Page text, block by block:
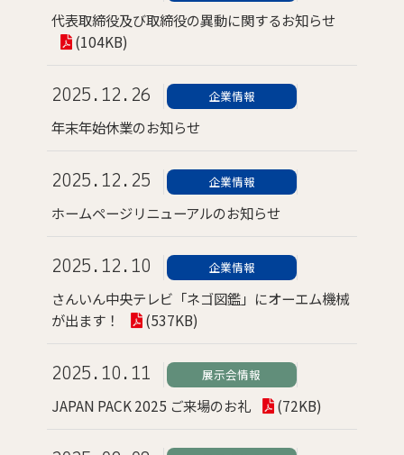
代表取締役及び取締役の異動に関するお知らせ
(104KB)
2025.12.26 企業情報
年末年始休業のお知らせ
2025.12.25 企業情報
ホームページリニューアルのお知らせ
2025.12.10 企業情報
さんいん中央テレビ「ネゴ図鑑」にオーエム機械
が出ます！
(537KB)
2025.10.11 展示会情報
JAPAN PACK 2025 ご来場のお礼 (72KB)